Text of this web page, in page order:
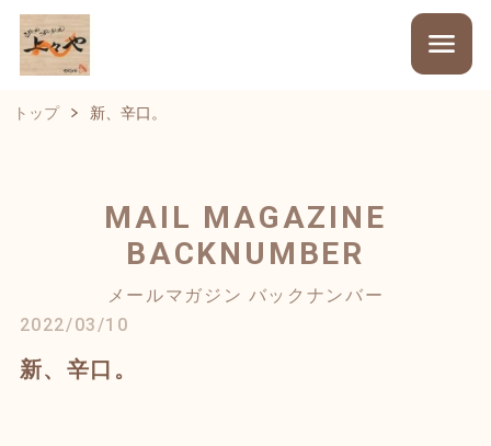
トップ 新、辛口。
MAIL MAGAZINE
BACKNUMBER
メールマガジン バックナンバー
2022/03/10
新、辛口。